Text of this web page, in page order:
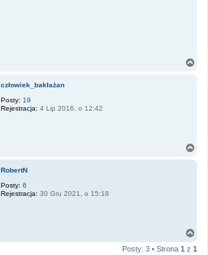
człowiek_bakłażan
Posty: 19
Rejestracja: 4 Lip 2016, o 12:42
RobertN
Posty: 6
Rejestracja: 30 Gru 2021, o 15:18
g
Posty: 3 • Strona 1 z 1